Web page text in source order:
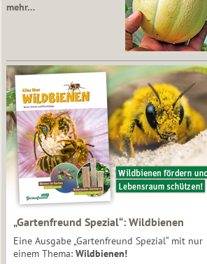
mehr…
„Gartenfreund Spezial“: Wildbienen
Eine Ausgabe „Gartenfreund Spezial“ mit nur
einem Thema: Wildbienen!